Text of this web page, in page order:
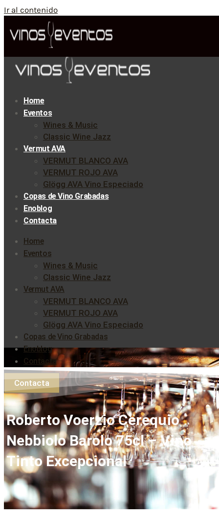
Ir al contenido
Home
Eventos
Wines & Music
Classic Wine Jazz
Vermut AVA
VERMUT BLANCO AVA
VERMUT ROJO AVA
Glögg AVA Vino Especiado
Copas de Vino Grabadas
Enoblog
Contacta
Home
Eventos
Wines & Music
Classic Wine Jazz
Vermut AVA
VERMUT BLANCO AVA
VERMUT ROJO AVA
Glögg AVA Vino Especiado
Copas de Vino Grabadas
Enoblog
Contacta
Contacta
Roberto Voerzio Cerequio
Nebbiolo Barolo 75cl – Vino
Tinto Excepcional